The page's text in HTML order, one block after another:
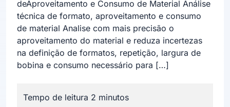
deAproveitamento e Consumo de Material Análise
técnica de formato, aproveitamento e consumo
de material Analise com mais precisão o
aproveitamento do material e reduza incertezas
na definição de formatos, repetição, largura de
bobina e consumo necessário para […]